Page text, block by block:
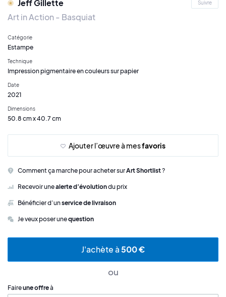
Jeff Gillette Suivre
Art in Action - Basquiat
Catégorie
Estampe
Technique
Impression pigmentaire en couleurs sur papier
Date
2021
Dimensions
50.8 cm x 40.7 cm
Ajouter l’œuvre à mesfavoris
Comment ça marche pour acheter surArt Shortlist?
Recevoir unealerte d’évolutiondu prix
Bénéficier d’unservice de livraison
Je veux poser unequestion
J'achète à500 €
ou
Faireune offreà